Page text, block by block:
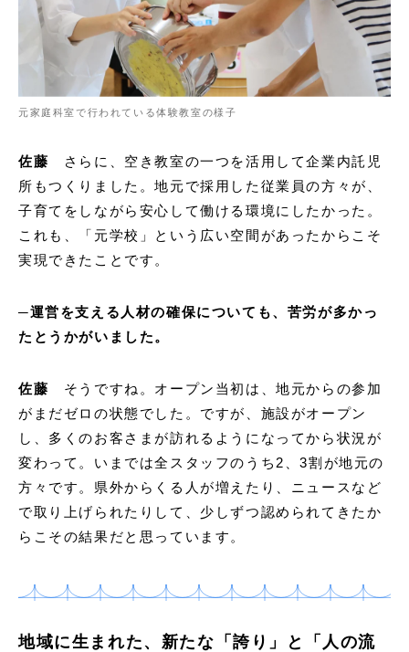
元家庭科室で行われている体験教室の様子
佐藤
さらに、空き教室の一つを活用して企業内託児
所もつくりました。地元で採用した従業員の方々が、
子育てをしながら安心して働ける環境にしたかった。
これも、「元学校」という広い空間があったからこそ
実現できたことです。
─運営を支える人材の確保についても、苦労が多かっ
たとうかがいました。
佐藤
そうですね。オープン当初は、地元からの参加
がまだゼロの状態でした。ですが、施設がオープン
し、多くのお客さまが訪れるようになってから状況が
変わって。いまでは全スタッフのうち2、3割が地元の
方々です。県外からくる人が増えたり、ニュースなど
で取り上げられたりして、少しずつ認められてきたか
らこその結果だと思っています。
地域に生まれた、新たな「誇り」と「人の流